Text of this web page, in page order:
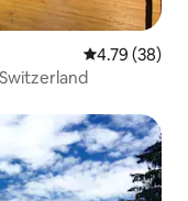
Ukadiriaji wa
4.79 (38)